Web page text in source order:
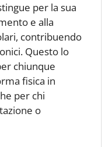
per la sua
e alla
contribuendo
Questo lo
chiunque
fisica in
per chi
o